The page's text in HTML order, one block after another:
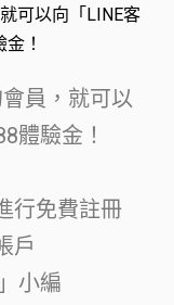
可以向「LINE客
！
員，就可以
體驗金！
行免費註冊
戶
」小編